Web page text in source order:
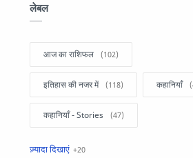
लेबल
आज का राशिफल
इतिहास की नजर में कहानियाँ
कहानियाँ - Stories
खबरें फटाफट